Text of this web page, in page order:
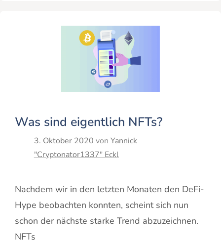
Was sind eigentlich NFTs?
3. Oktober 2020 von Yannick
"Cryptonator1337" Eckl
Nachdem wir in den letzten Monaten den DeFi-
Hype beobachten konnten, scheint sich nun
schon der nächste starke Trend abzuzeichnen.
NFTs